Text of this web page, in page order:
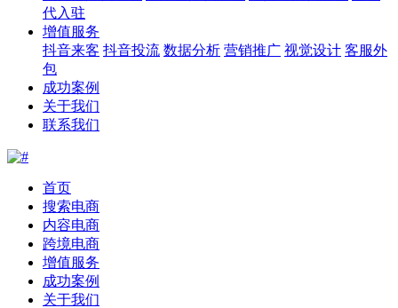
代入驻
增值服务
抖音来客 抖音投流 数据分析 营销推广 视觉设计 客服外
包
成功案例
关于我们
联系我们
首页
搜索电商
内容电商
跨境电商
增值服务
成功案例
关于我们